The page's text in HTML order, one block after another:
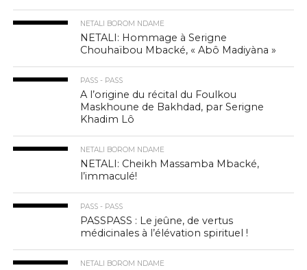
NETALI BOROM NDAME
NETALI: Hommage à Serigne
Chouhaïbou Mbacké, « Abô Madiyàna »
PASS - PASS
A l’origine du récital du Foulkou
Maskhoune de Bakhdad, par Serigne
Khadim Lô
NETALI BOROM NDAME
NETALI: Cheikh Massamba Mbacké,
l’immaculé!
PASS - PASS
PASSPASS : Le jeûne, de vertus
médicinales à l’élévation spirituel !
NETALI BOROM NDAME